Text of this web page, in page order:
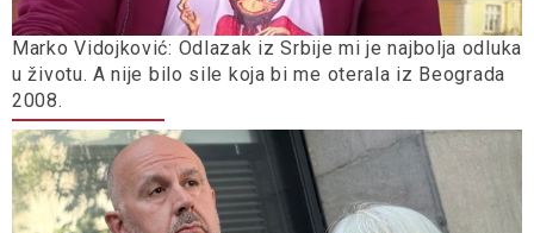
Marko Vidojković: Odlazak iz Srbije mi je najbolja odluka
u životu. A nije bilo sile koja bi me oterala iz Beograda
2008.